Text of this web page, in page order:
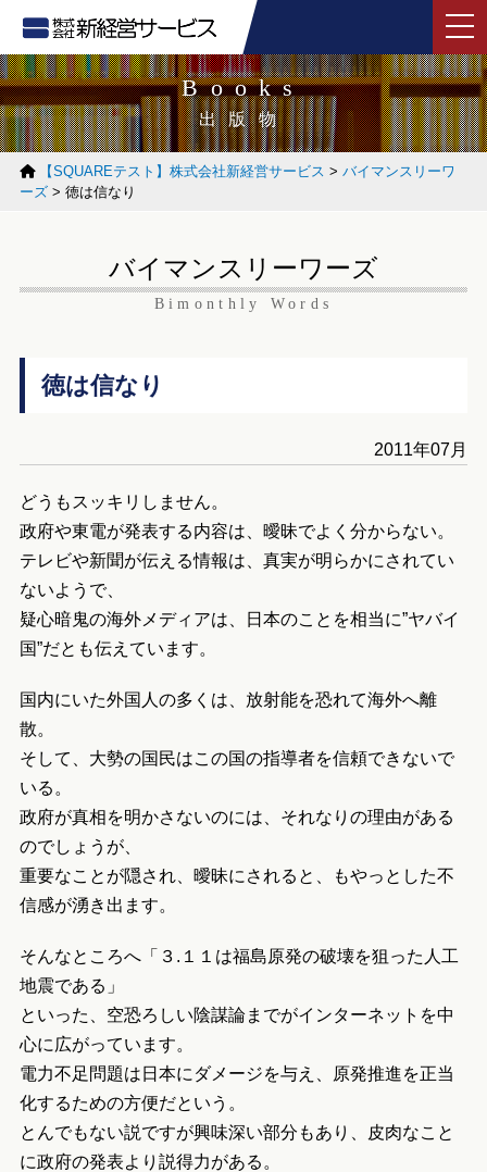
Books
出版物
【SQUAREテスト】株式会社新経営サービス > バイマンスリーワ
ーズ> 徳は信なり
バイマンスリーワーズ
Bimonthly Words
徳は信なり
2011年07月
どうもスッキリしません。
政府や東電が発表する内容は、曖昧でよく分からない。
テレビや新聞が伝える情報は、真実が明らかにされてい
ないようで、
疑心暗鬼の海外メディアは、日本のことを相当に”ヤバイ
国”だとも伝えています。
国内にいた外国人の多くは、放射能を恐れて海外へ離
散。
そして、大勢の国民はこの国の指導者を信頼できないで
いる。
政府が真相を明かさないのには、それなりの理由がある
のでしょうが、
重要なことが隠され、曖昧にされると、もやっとした不
信感が湧き出ます。
そんなところへ「３.１１は福島原発の破壊を狙った人工
地震である」
といった、空恐ろしい陰謀論までがインターネットを中
心に広がっています。
電力不足問題は日本にダメージを与え、原発推進を正当
化するための方便だという。
とんでもない説ですが興味深い部分もあり、皮肉なこと
に政府の発表より説得力がある。